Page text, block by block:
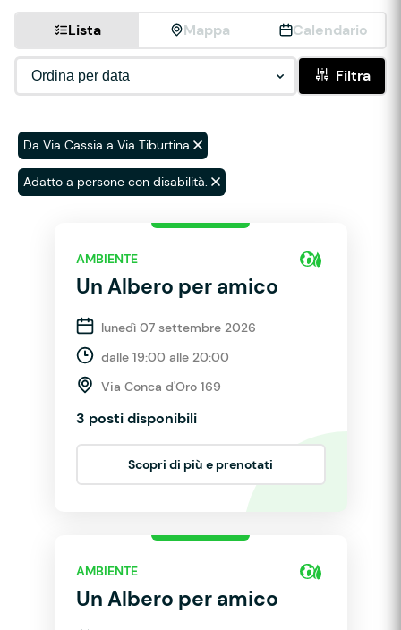
Lista Mappa Calendario
Filtra
Da Via Cassia a Via Tiburtina
Adatto a persone con disabilità.
AMBIENTE
Un Albero per amico
lunedì 07 settembre 2026
dalle 19:00 alle 20:00
Via Conca d'Oro 169
3 posti disponibili
Scopri di più e prenotati
AMBIENTE
Un Albero per amico